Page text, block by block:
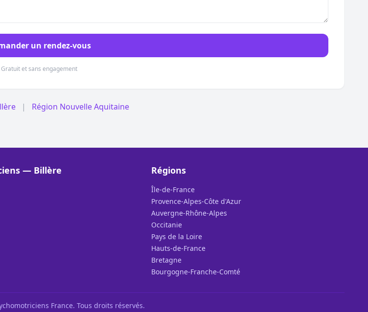
un rendez-vous
Gratuit et sans engagement
| Région Nouvelle Aquitaine
— Billère Régions
Île-de-France
Provence-Alpes-Côte d'Azur
Auvergne-Rhône-Alpes
Occitanie
Pays de la Loire
Hauts-de-France
Bretagne
Bourgogne-Franche-Comté
France. Tous droits réservés.